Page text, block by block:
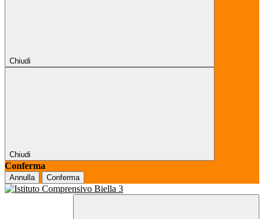
Chiudi
Chiudi
Conferma
Annulla Conferma